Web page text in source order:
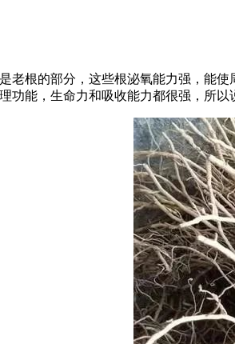
根的部分，这些根泌氧能力强，能使
功能，生命力和吸收能力都很强，所以